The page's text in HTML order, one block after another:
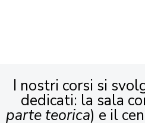
I nostri corsi si
dedicati: la sala
parte teorica) e il